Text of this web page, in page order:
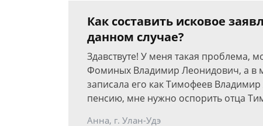
Как составить исковое
данном случае?
Здавствуте! У меня такая проблема,
Фоминых Владимир Леонидович, а в
записала его как Тимофеев
пенсию, мне нужно оспорить отца
Анна, г. Улан-Удэ